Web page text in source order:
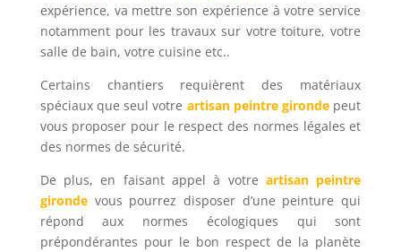
expérience, va mettre son expérience à votre service
notamment pour les travaux sur votre toiture, votre
salle de bain, votre cuisine etc..
Certains chantiers requièrent des matériaux
spéciaux que seul votre artisan peintre gironde peut
vous proposer pour le respect des normes légales et
des normes de sécurité.
De plus, en faisant appel à votre artisan peintre
girondevous pourrez disposer d’une peinture qui
répond aux normes écologiques qui sont
prépondérantes pour le bon respect de la planète